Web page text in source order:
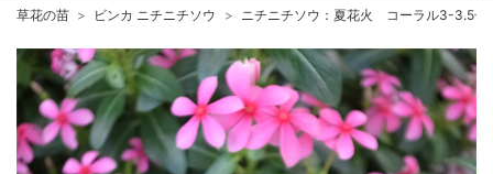
草花の苗 ビンカ ニチニチソウ ニチニチソウ：夏花火 コーラル3-3.5号